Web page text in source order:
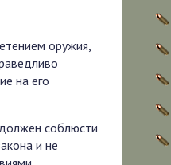
оружия,
на его
соблюсти
и не